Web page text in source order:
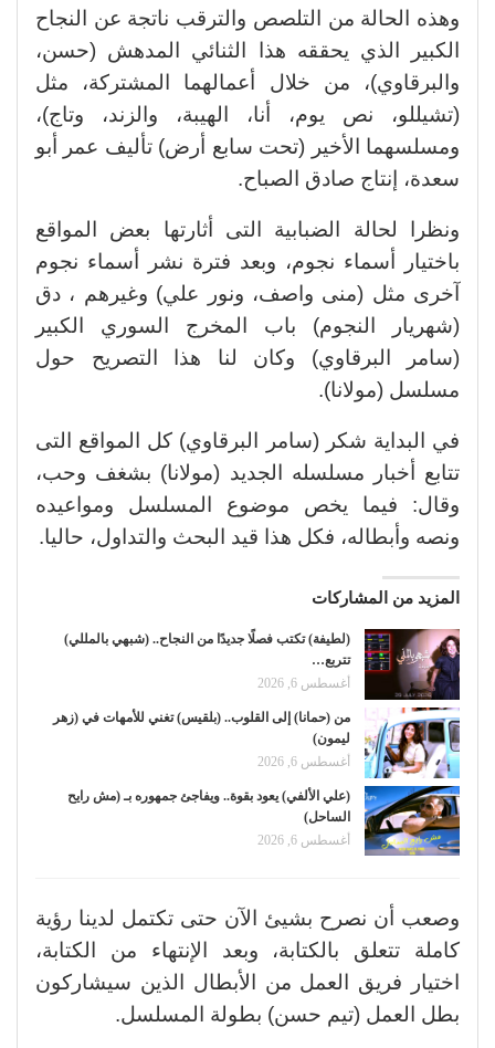
وهذه الحالة من التلصص والترقب ناتجة عن النجاح
الكبير الذي يحققه هذا الثنائي المدهش (حسن،
والبرقاوي)، من خلال أعمالهما المشتركة، مثل
(تشيللو، نص يوم، أنا، الهيبة، والزند، وتاج)،
ومسلسهما الأخير (تحت سابع أرض) تأليف عمر أبو
سعدة، إنتاج صادق الصباح.
ونظرا لحالة الضبابية التى أثارتها بعض المواقع
باختيار أسماء نجوم، وبعد فترة نشر أسماء نجوم
آخرى مثل (منى واصف، ونور علي) وغيرهم ، دق
(شهريار النجوم) باب المخرج السوري الكبير
(سامر البرقاوي) وكان لنا هذا التصريح حول
مسلسل (مولانا).
في البداية شكر (سامر البرقاوي) كل المواقع التى
تتابع أخبار مسلسله الجديد (مولانا) بشغف وحب،
وقال: فيما يخص موضوع المسلسل ومواعيده
ونصه وأبطاله، فكل هذا قيد البحث والتداول، حاليا.
المزيد من المشاركات
(لطيفة) تكتب فصلًا جديدًا من النجاح.. (شبهي بالمللي)
تتربع…
أغسطس 6, 2026
من (حمانا) إلى القلوب.. (بلقيس) تغني للأمهات في (زهر
ليمون)
أغسطس 6, 2026
(علي الألفي) يعود بقوة.. ويفاجئ جمهوره بـ (مش رايح
الساحل)
أغسطس 6, 2026
وصعب أن نصرح بشيئ الآن حتى تكتمل لدينا رؤية
كاملة تتعلق بالكتابة، وبعد الإنتهاء من الكتابة،
اختيار فريق العمل من الأبطال الذين سيشاركون
بطل العمل (تيم حسن) بطولة المسلسل.